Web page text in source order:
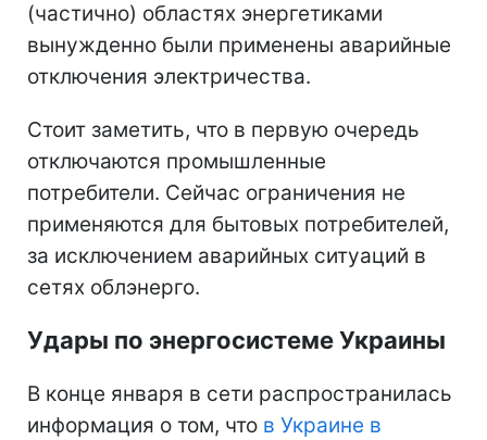
(частично) областях энергетиками
вынужденно были применены аварийные
отключения электричества.
Стоит заметить, что в первую очередь
отключаются промышленные
потребители. Сейчас ограничения не
применяются для бытовых потребителей,
за исключением аварийных ситуаций в
сетях облэнерго.
Удары по энергосистеме Украины
В конце января в сети распространилась
информация о том, что в Украине в